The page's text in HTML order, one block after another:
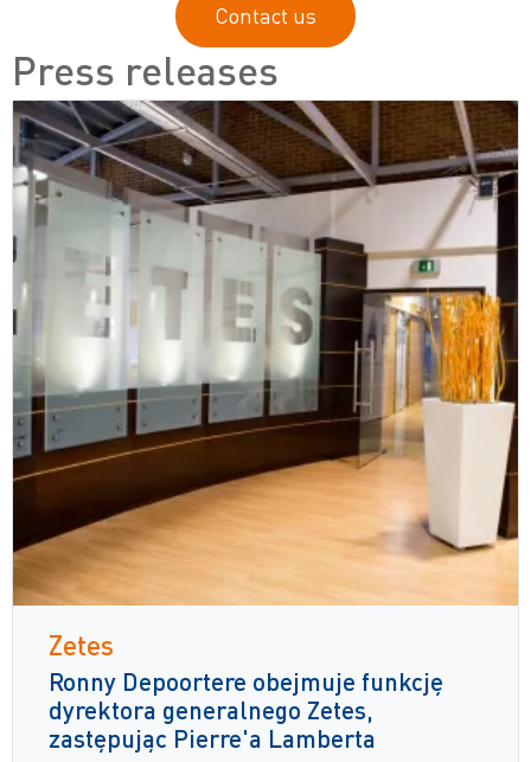
Contact us
Press releases
Zetes
Ronny Depoortere obejmuje funkcję
dyrektora generalnego Zetes,
zastępując Pierre'a Lamberta